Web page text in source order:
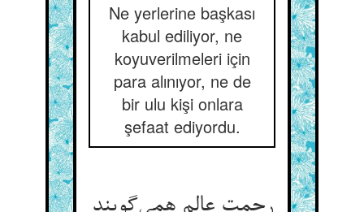
Ne yerlerine başkası
kabul ediliyor, ne
koyuverilmeleri için
para alınıyor, ne de
bir ulu kişi onlara
şefaat ediyordu.
رحمت عالم همی‌گویند